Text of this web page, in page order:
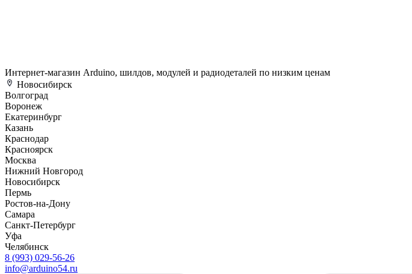
Интернет-магазин Arduino, шилдов, модулей и радиодеталей по низким ценам
Новосибирск
Волгоград
Воронеж
Екатеринбург
Казань
Краснодар
Красноярск
Москва
Нижний Новгород
Новосибирск
Пермь
Ростов-на-Дону
Самара
Санкт-Петербург
Уфа
Челябинск
8 (993) 029-56-26
info@arduino54.ru